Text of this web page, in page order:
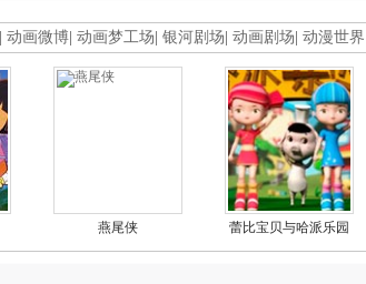
动画微博 动画梦工场 银河剧场 动画剧场 动漫世界
燕尾侠 蕾比宝贝与哈派乐园